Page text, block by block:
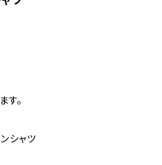
す。
シャツ